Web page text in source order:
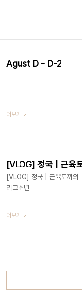
Agust D - D-2
더보기
[VLOG] 정국 | 근육토끼의
리그소년
더보기